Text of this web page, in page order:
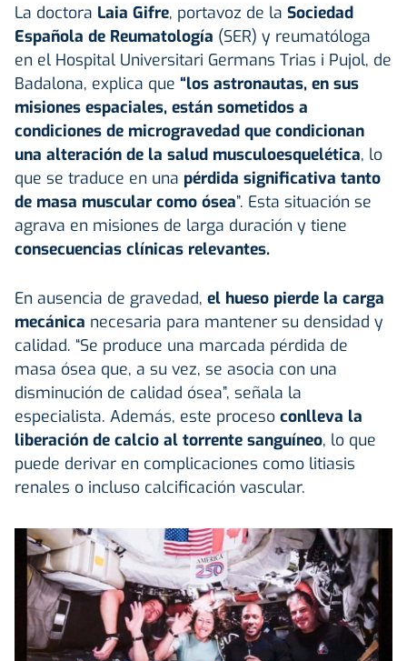
La doctora Laia Gifre, portavoz de la Sociedad
Española de Reumatología (SER) y reumatóloga
en el Hospital Universitari Germans Trias i Pujol, de
Badalona, explica que “los astronautas, en sus
misiones espaciales, están sometidos a
condiciones de microgravedad que condicionan
una alteración de la salud musculoesquelética, lo
que se traduce en una pérdida significativa tanto
de masa muscular como ósea”. Esta situación se
agrava en misiones de larga duración y tiene
consecuencias clínicas relevantes.
En ausencia de gravedad, el hueso pierde la carga
mecánica necesaria para mantener su densidad y
calidad. “Se produce una marcada pérdida de
masa ósea que, a su vez, se asocia con una
disminución de calidad ósea”, señala la
especialista. Además, este proceso conlleva la
liberación de calcio al torrente sanguíneo, lo que
puede derivar en complicaciones como litiasis
renales o incluso calcificación vascular.